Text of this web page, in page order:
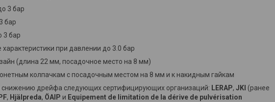
3 бар
бар
3 бар
при давлении до 3.0 бар
(длина 22 мм, посадочное место на 8 мм)
колпачкам с посадочным местом на 8 мм и к накидным гайкам
снижению дрейфа следующих сертифицирующих организаций: LERAP, JKI (ранее
, Hjälpreda, ÖAIP и Equipement de limitation de la dérive de pulvérisation